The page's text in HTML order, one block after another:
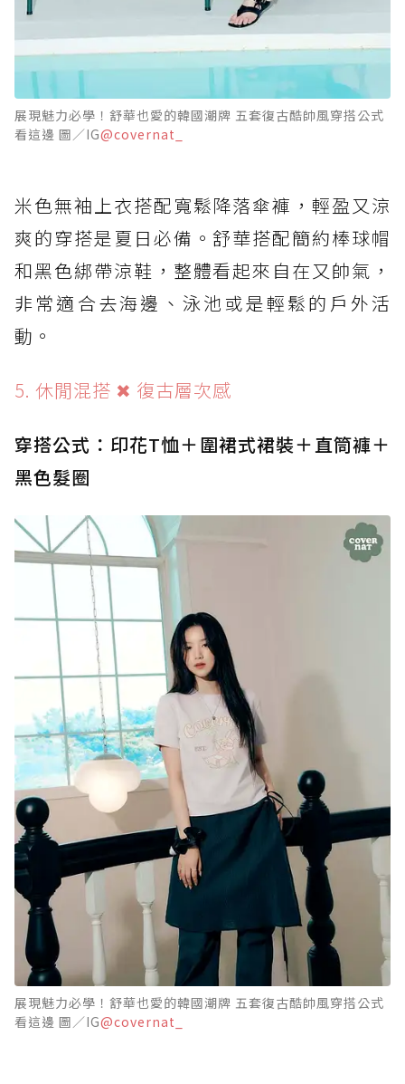
展現魅力必學！舒華也愛的韓國潮牌 五套復古酷帥風穿搭公式
看這邊 圖／IG@covernat_
米色無袖上衣搭配寬鬆降落傘褲，輕盈又涼
爽的穿搭是夏日必備。舒華搭配簡約棒球帽
和黑色綁帶涼鞋，整體看起來自在又帥氣，
非常適合去海邊、泳池或是輕鬆的戶外活
動。
5. 休閒混搭 ✖ 復古層次感
穿搭公式：印花T恤＋圍裙式裙裝＋直筒褲＋
黑色髮圈
展現魅力必學！舒華也愛的韓國潮牌 五套復古酷帥風穿搭公式
看這邊 圖／IG@covernat_